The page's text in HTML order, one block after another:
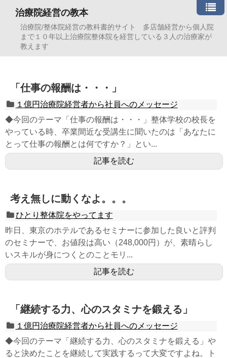
治療院経営の教本
治療院/整体院経営の教科書的サイト 多店舗経営から個人院
まで１０年以上治療院整体院を経営している３人の治療家が
教えます
「仕事の報酬は・・・」
１億円治療院経営者から社員へのメッセージ
◆今回のテーマ「仕事の報酬は・・・」整体学校の校長を
やっている時、卒業間近な受講生に聞いたのは「あなたに
とって仕事の報酬とは何ですか？」とい...
記事を読む
考え無しに動くなよ。。。
ひとり整体院をやってます
昨日、東京のホテルであるセミナーに参加した良いと評判
のセミナーで、お値段は高い（248,000円）が、素晴らし
いスキルが身につくとのことモリ...
記事を読む
「継続する力、心のスタミナを鍛える」
１億円治療院経営者から社員へのメッセージ
◆今回のテーマ「継続する力、心のスタミナを鍛える」や
ると決めたことを継続して実践するって大変ですよね。ト